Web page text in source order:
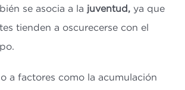
se asocia a la juventud,ya que
tienden a oscurecerse con el
a factores como la acumulación